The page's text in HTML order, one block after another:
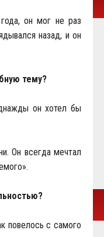
он мог не раз
назад, и он
тему?
он хотел бы
Он всегда мечтал
повелось с самого